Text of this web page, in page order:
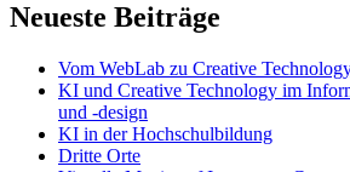
Neueste Beiträge
Vom WebLab zu Creative
KI und Creative Technology im
und -design
KI in der Hochschulbildung
Dritte Orte